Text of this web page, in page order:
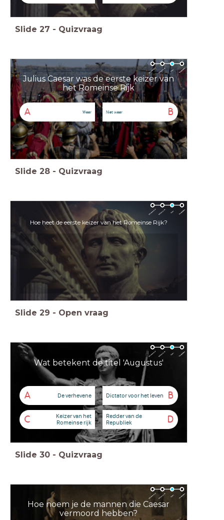
Slide 27 - Quizvraag
Julius Caesar was de eerste keizer van
het Romeinse Rijk
A Waar B
Niet waar
Slide 28 - Quizvraag
Hoe heet de eerste keizer van het Romeinse Rijk?
Slide 29 - Open vraag
Wat betekent de titel 'Augustus'
A De verhevene B
Dictator voor het leven
C
Keizer van het
Romeinse rijk
D
Redder van de
Republiek
Slide 30 - Quizvraag
Hoe noem je de mannen die Caesar
vermoord hebben?